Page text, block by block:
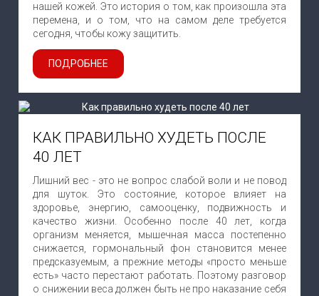
нашей кожей. Это история о том, как произошла эта
перемена, и о том, что на самом деле требуется
сегодня, чтобы кожу защитить.
ПОДРОБНЕЕ
КАК ПРАВИЛЬНО ХУДЕТЬ ПОСЛЕ
40 ЛЕТ
Лишний вес - это не вопрос слабой воли и не повод
для шуток. Это состояние, которое влияет на
здоровье, энергию, самооценку, подвижность и
качество жизни. Особенно после 40 лет, когда
организм меняется, мышечная масса постепенно
снижается, гормональный фон становится менее
предсказуемым, а прежние методы «просто меньше
есть» часто перестают работать. Поэтому разговор
о снижении веса должен быть не про наказание себя